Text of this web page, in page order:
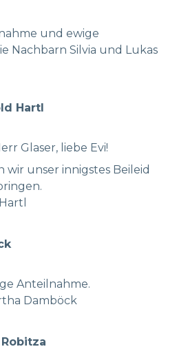
und ewige
Nachbarn Silvia und Lukas
Hartl
Glaser, liebe Evi!
wir unser innigstes Beileid
Anteilnahme.
Damböck